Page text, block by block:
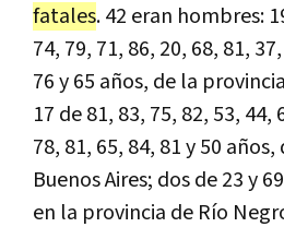
fatales. 42 eran hombres:
74, 79, 71, 86, 20, 68, 81,
76 y 65 años, de la
17 de 81, 83, 75, 82, 53, 44,
78, 81, 65, 84, 81 y 50
Buenos Aires; dos de 23 y
en la provincia de Río